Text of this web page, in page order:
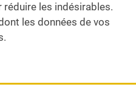
les indésirables.
les données de vos
.